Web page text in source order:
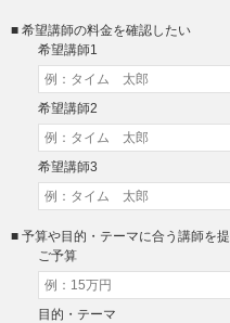
■ 希望講師の料金を確認したい
希望講師1
希望講師2
希望講師3
■ 予算や目的・テーマに合う講師を
ご予算
目的・テーマ